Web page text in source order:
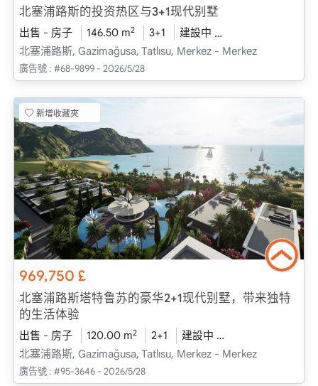
北塞浦路斯的投资热区与3+1现代别墅
出售 - 房子 146.50 m2 3+1 建設中
北塞浦路斯, Gazimağusa, Tatlısu, Merkez - Merkez
廣告號 : #68-9899 - 2026/5/28
新增收藏夾
969,750£
北塞浦路斯塔特鲁苏的豪华2+1现代别墅，带来独特
的生活体验
出售 - 房子 120.00 m2 2+1 建設中
北塞浦路斯, Gazimağusa, Tatlısu, Merkez - Merkez
廣告號 : #95-3646 - 2026/5/28